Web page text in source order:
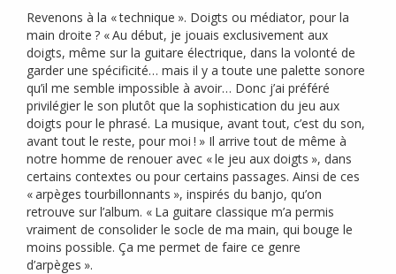
Revenons à la «technique ». Doigts ou médiator, pour la
main droite ? «Au début, je jouais exclusivement aux
doigts, même sur la guitare électrique, dans la volonté de
garder une spécificité… mais il y a toute une palette sonore
qu’il me semble impossible à avoir… Donc j’ai préféré
privilégier le son plutôt que la sophistication du jeu aux
doigts pour le phrasé. La musique, avant tout, c’est du son,
avant tout le reste, pour moi ! » Il arrive tout de même à
notre homme de renouer avec «le jeu aux doigts », dans
certains contextes ou pour certains passages. Ainsi de ces
«arpèges tourbillonnants », inspirés du banjo, qu’on
retrouve sur l’album. « La guitare classique m’a permis
vraiment de consolider le socle de ma main, qui bouge le
moins possible. Ça me permet de faire ce genre
d’arpèges ».